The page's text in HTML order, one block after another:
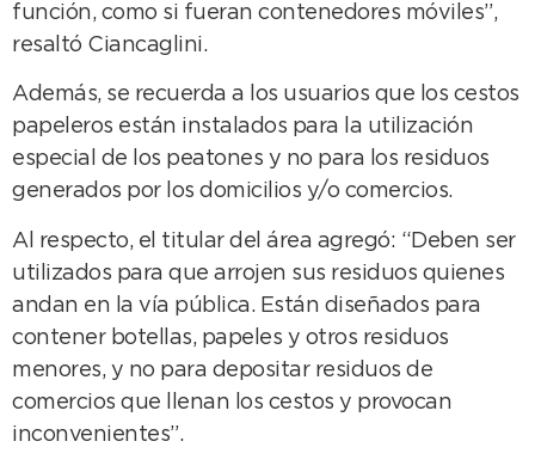
función, como si fueran contenedores móviles”,
resaltó Ciancaglini.
Además, se recuerda a los usuarios que los cestos
papeleros están instalados para la utilización
especial de los peatones y no para los residuos
generados por los domicilios y/o comercios.
Al respecto, el titular del área agregó: “Deben ser
utilizados para que arrojen sus residuos quienes
andan en la vía pública. Están diseñados para
contener botellas, papeles y otros residuos
menores, y no para depositar residuos de
comercios que llenan los cestos y provocan
inconvenientes”.